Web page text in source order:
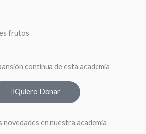
frutos
continua de esta academia
Quiero Donar
novedades en nuestra academia